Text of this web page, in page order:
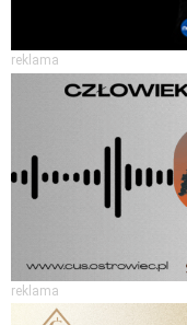
reklama
reklama